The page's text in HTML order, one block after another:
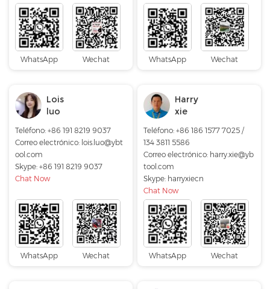
WhatsApp Wechat WhatsApp Wechat
Lois
luo
Teléfono: +86 191 8219 9037
Correo electrónico: lois.luo@ybt
ool.com
Skype: +86 191 8219 9037
Chat Now
WhatsApp Wechat
Harry
xie
Teléfono: +86 186 1577 7025 /
134 3811 5586
Correo electrónico: harry.xie@yb
tool.com
Skype: harryxiecn
Chat Now
WhatsApp Wechat